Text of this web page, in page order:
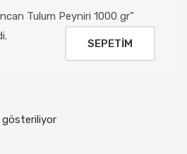
Tulum Peyniri 1000 gr”
SEPETIM
gösteriliyor